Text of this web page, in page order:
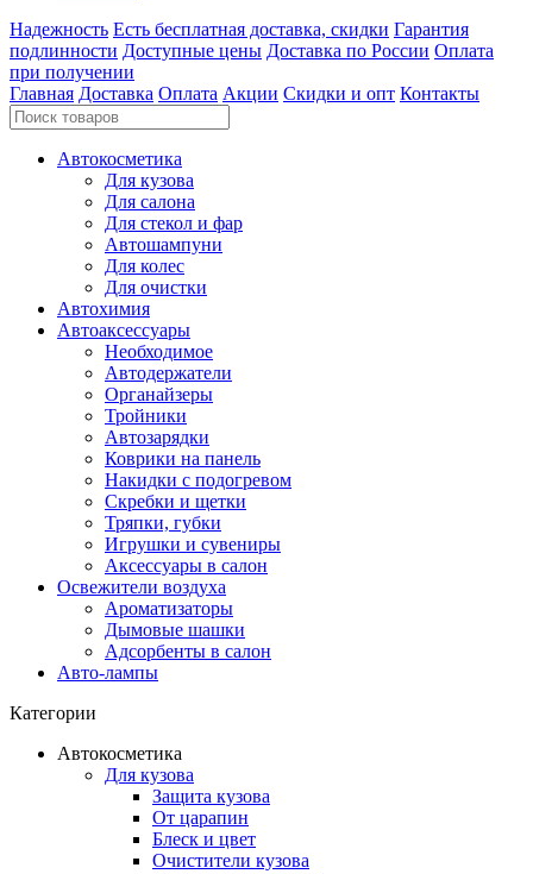
Надежность Есть бесплатная доставка, скидки Гарантия
подлинности Доступные цены Доставка по России Оплата
при получении
Главная Доставка Оплата Акции Скидки и опт Контакты
Автокосметика
Для кузова
Для салона
Для стекол и фар
Автошампуни
Для колес
Для очистки
Автохимия
Автоаксессуары
Необходимое
Автодержатели
Органайзеры
Тройники
Автозарядки
Коврики на панель
Накидки с подогревом
Скребки и щетки
Тряпки, губки
Игрушки и сувениры
Аксессуары в салон
Освежители воздуха
Ароматизаторы
Дымовые шашки
Адсорбенты в салон
Авто-лампы
Категории
Автокосметика
Для кузова
Защита кузова
От царапин
Блеск и цвет
Очистители кузова